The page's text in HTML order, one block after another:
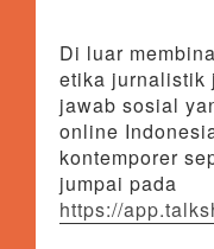
Di luar
etika jurnalistik
jawab sosial
online
kontemporer
jumpai pada
https://